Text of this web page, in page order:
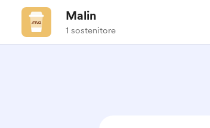
Malin
1 sostenitore